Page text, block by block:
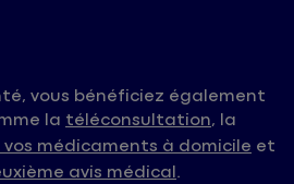
vous bénéficiez également
la téléconsultation, la
médicaments à domicile et
avis médical .